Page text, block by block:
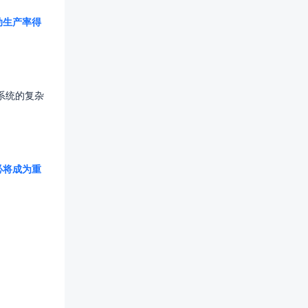
产率得
统的复杂
将成为重